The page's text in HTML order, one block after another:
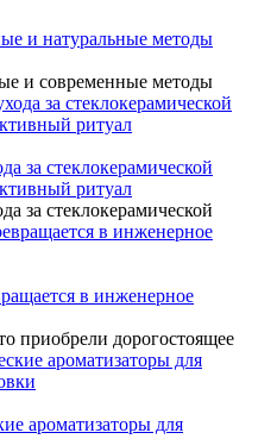
и натуральные методы
и современные методы
за стеклокерамической
ритуал
за стеклокерамической
в инженерное
приобрели дорогостоящее
ароматизаторы для